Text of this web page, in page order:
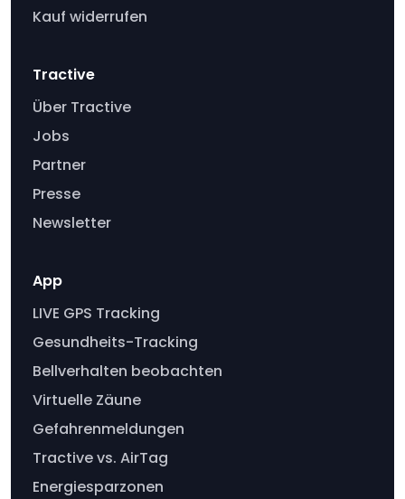
Kauf widerrufen
Tractive
Über Tractive
Jobs
Partner
Presse
Newsletter
App
LIVE GPS Tracking
Gesundheits-Tracking
Bellverhalten beobachten
Virtuelle Zäune
Gefahrenmeldungen
Tractive vs. AirTag
Energiesparzonen